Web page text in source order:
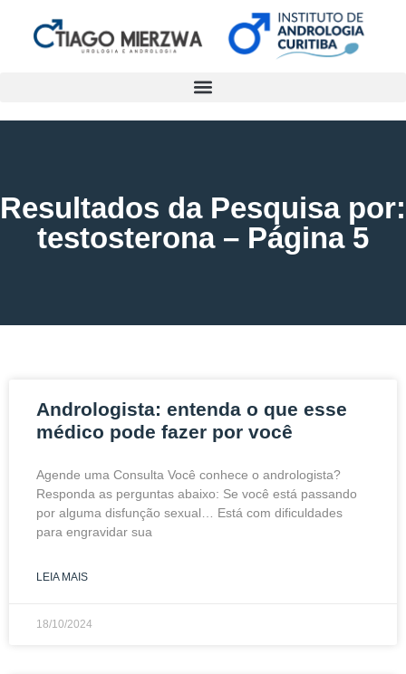
Resultados da Pesquisa por:
testosterona – Página 5
Andrologista: entenda o que esse
médico pode fazer por você
Agende uma Consulta Você conhece o andrologista?
Responda as perguntas abaixo: Se você está passando
por alguma disfunção sexual… Está com dificuldades
para engravidar sua
LEIA MAIS
18/10/2024